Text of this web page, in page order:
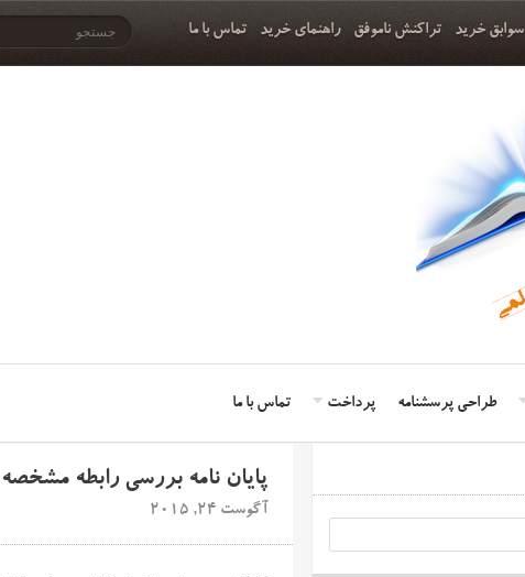
سوابق خرید تراکنش ناموفق راهنمای خرید تماس با ما
طراحی پرسشنامه پرداخت تماس با ما
پایان نامه بررسی رابطه
آگوست 24, 2015